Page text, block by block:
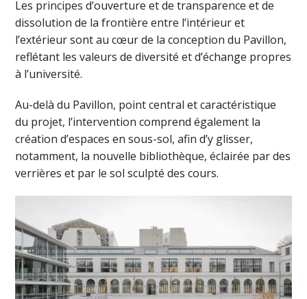
Les principes d’ouverture et de transparence et de
dissolution de la frontière entre l’intérieur et
l’extérieur sont au cœur de la conception du Pavillon,
reflétant les valeurs de diversité et d’échange propres
à l’université.
Au-delà du Pavillon, point central et caractéristique
du projet, l’intervention comprend également la
création d’espaces en sous-sol, afin d’y glisser,
notamment, la nouvelle bibliothèque, éclairée par des
verrières et par le sol sculpté des cours.